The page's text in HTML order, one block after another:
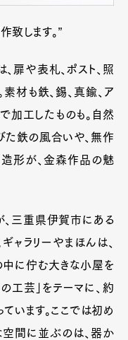
致します。”
扉や表札、ポスト、照
素材も鉄、錫、真鍮、ア
加工したものも。自然
た鉄の風合いや、無作
形が、金森作品の魅
、三重県伊賀市にある
ャラリーやまほんは、
に佇む大きな小屋を
工芸」をテーマに、約
います。ここでは初め
間に並ぶのは、器か